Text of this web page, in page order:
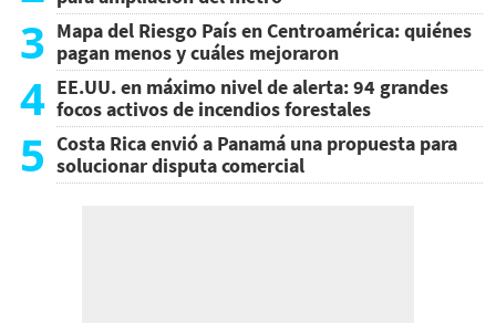
3 Mapa del Riesgo País en Centroamérica: quiénes
pagan menos y cuáles mejoraron
4 EE.UU. en máximo nivel de alerta: 94 grandes
focos activos de incendios forestales
5 Costa Rica envió a Panamá una propuesta para
solucionar disputa comercial